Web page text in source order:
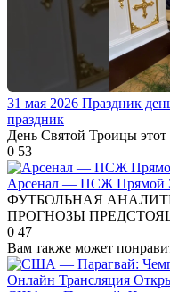
31 мая 2026 Праздник
праздник
День Святой Троицы этот
0 53
Арсенал — ПСЖ Прямой
ФУТБОЛЬНАЯ
ПРОГНОЗЫ
0 47
Вам также может